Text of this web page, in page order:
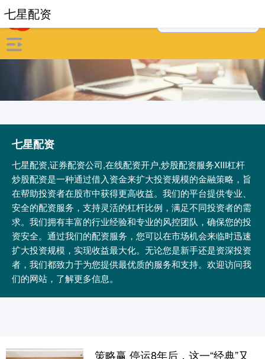
七星配资
七星配资,证券配资公司,在线配资开户,炒股配资服务XIII‌杠杆
炒股配资是一种通过借入资金来扩大投资规模的金融策略，旨
在帮助投资者在股市中获得更高收益。我们的平台提供专业、
安全的配资服务，支持灵活的杠杆比例，满足不同投资者的需
求。我们拥有丰富的行业经验和专业的风控团队，确保您的投
资安全。通过我们的配资服务，您可以在市场机会来临时迅速
扩大投资规模，实现收益最大化。无论您是新手还是资深投资
者，我们都致力于为您提供最优质的服务和支持。欢迎访问我
们的网站，了解更多信息。
七星配资
策略赢 停运8年后，这一“经典”又